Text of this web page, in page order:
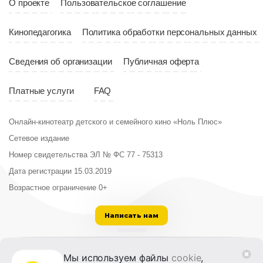
Мы используем файлы cookie,
О проекте Пользовательское соглашение
Кинопедагогика Политика обработки персональных данных
Сведения об организации Публичная оферта
Платные услуги FAQ
Онлайн-кинотеатр детского и семейного кино «Ноль Плюс»
Сетевое издание
Номер свидетельства ЭЛ № ФС 77 - 75313
Дата регистрации 15.03.2019
Возрастное ограничение 0+
Написать нам
ООО «Институт развития кино и медиа»